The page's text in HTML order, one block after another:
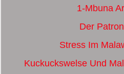
1-Mbuna
Der
Stress Im
Kuckuckswelse Und